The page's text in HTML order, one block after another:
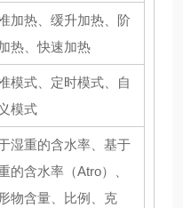
加热、缓升加热、阶
热、快速加热
模式、定时模式、自
模式
湿重的含水率、基于
的含水率（Atro）、
物含量、比例、克